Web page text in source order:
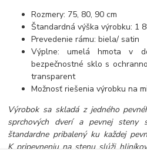
Rozmery: 75, 80, 90 cm
Štandardná výška výrobku: 1
Prevedenie rámu: biela/ satin
Výplne: umelá hmota v
bezpečnostné sklo s
transparent
Možnosť riešenia výrobku na
Výrobok sa skladá z jedného
sprchových dverí a pevnej
štandardne pribalený ku každej
K pripevneniu na stenu slúži